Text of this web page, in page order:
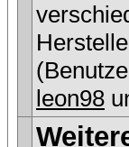
leon98